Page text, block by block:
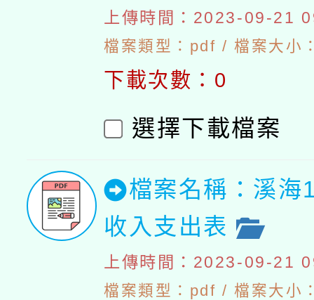
上傳時間：2023-09-21
檔案類型：pdf / 檔案大小
下載次數：0
選擇下載檔案
檔案名稱：溪海
收入支出表
上傳時間：2023-09-21
檔案類型：pdf / 檔案大小